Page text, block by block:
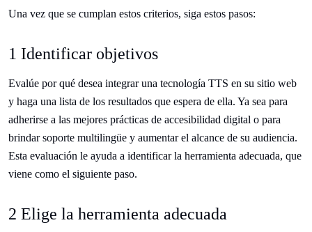
Una vez que se cumplan estos criterios, siga estos pasos:
1 Identificar objetivos
Evalúe por qué desea integrar una tecnología TTS en su sitio web
y haga una lista de los resultados que espera de ella. Ya sea para
adherirse a las mejores prácticas de accesibilidad digital o para
brindar soporte multilingüe y aumentar el alcance de su audiencia.
Esta evaluación le ayuda a identificar la herramienta adecuada, que
viene como el siguiente paso.
2 Elige la herramienta adecuada